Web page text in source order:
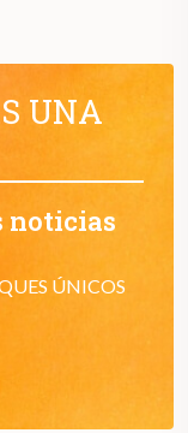
UNA
noticias
ÚNICOS